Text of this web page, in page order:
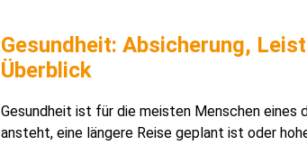
Gesundheit: Absicherung,
Überblick
Gesundheit ist für die meisten Menschen
ansteht, eine längere Reise geplant ist oder